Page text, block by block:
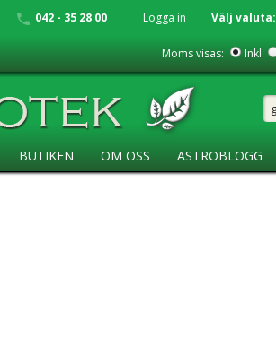
042 - 35 28 00 Logga in Välj valuta:
Moms visas: Inkl
BUTIKEN OM OSS ASTROBLOGG